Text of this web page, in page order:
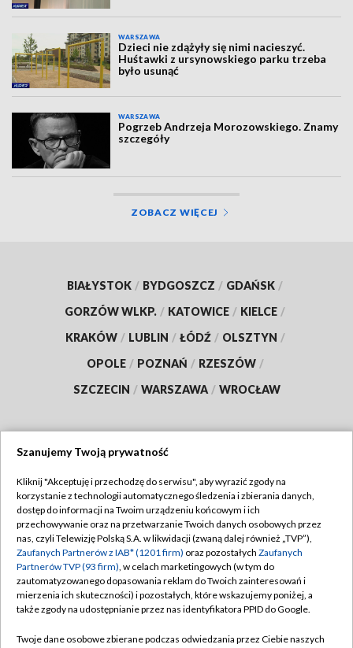
WARSZAWA
Dzieci nie zdążyły się nimi nacieszyć.
Huśtawki z ursynowskiego parku trzeba
było usunąć
WARSZAWA
Pogrzeb Andrzeja Morozowskiego. Znamy
szczegóły
ZOBACZ WIĘCEJ
BIAŁYSTOK / BYDGOSZCZ / GDAŃSK /
GORZÓW WLKP. / KATOWICE / KIELCE /
KRAKÓW / LUBLIN / ŁÓDŹ / OLSZTYN /
OPOLE / POZNAŃ / RZESZÓW /
SZCZECIN / WARSZAWA / WROCŁAW
TVP
Abonament TVP
Emisja w TVP
Centrum informacji TVP
Naziemna Telewizja Cyfrowa
Regulamin TVP
Polityka prywatności
Moje zgody
Pomoc
Szanujemy Twoją prywatność
Kliknij "Akceptuję i przechodzę do serwisu", aby wyrazić zgody na
korzystanie z technologii automatycznego śledzenia i zbierania danych,
dostęp do informacji na Twoim urządzeniu końcowym i ich
przechowywanie oraz na przetwarzanie Twoich danych osobowych przez
nas, czyli Telewizję Polską S.A. w likwidacji (zwaną dalej również „TVP”),
Zaufanych Partnerów z IAB* (1201 firm) oraz pozostałych Zaufanych
Partnerów TVP (93 firm), w celach marketingowych (w tym do
zautomatyzowanego dopasowania reklam do Twoich zainteresowań i
mierzenia ich skuteczności) i pozostałych, które wskazujemy poniżej, a
także zgody na udostępnianie przez nas identyfikatora PPID do Google.
Twoje dane osobowe zbierane podczas odwiedzania przez Ciebie naszych